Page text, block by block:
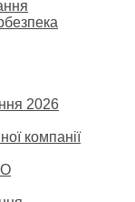
2026
компанії